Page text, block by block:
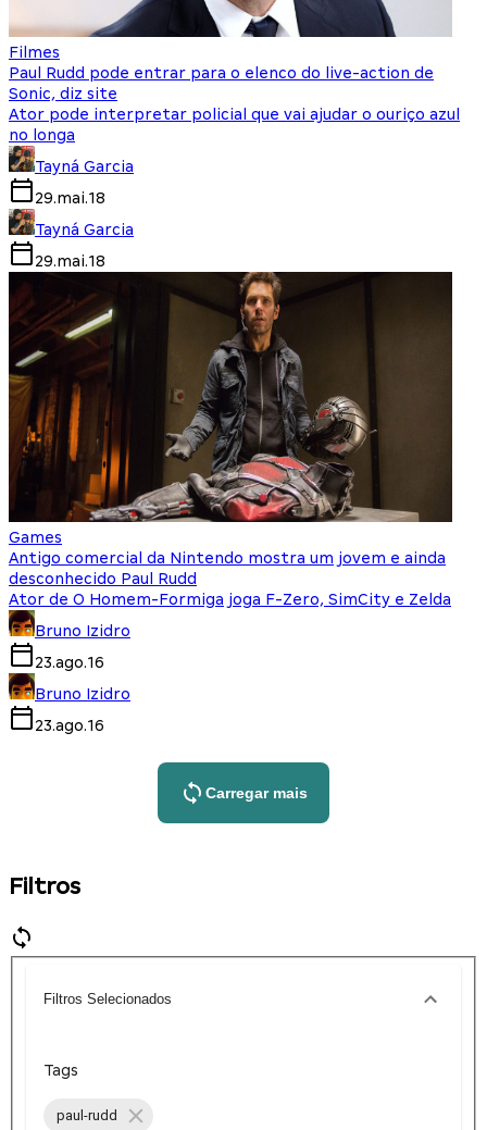
Filmes
Paul Rudd pode entrar para o elenco do live-action de
Sonic, diz site
Ator pode interpretar policial que vai ajudar o ouriço azul
no longa
Tayná Garcia
29.mai.18
Tayná Garcia
29.mai.18
Games
Antigo comercial da Nintendo mostra um jovem e ainda
desconhecido Paul Rudd
Ator de O Homem-Formiga joga F-Zero, SimCity e Zelda
Bruno Izidro
23.ago.16
Bruno Izidro
23.ago.16
Carregar mais
Filtros
Filtros Selecionados
Tags
paul-rudd